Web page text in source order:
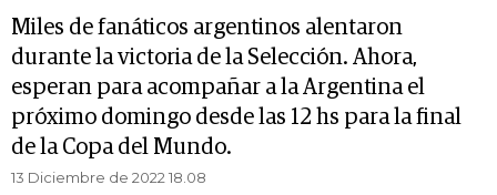
Miles de fanáticos argentinos alentaron
durante la victoria de la Selección. Ahora,
esperan para acompañar a la Argentina el
próximo domingo desde las 12 hs para la final
de la Copa del Mundo.
13 Diciembre de 2022 18.08